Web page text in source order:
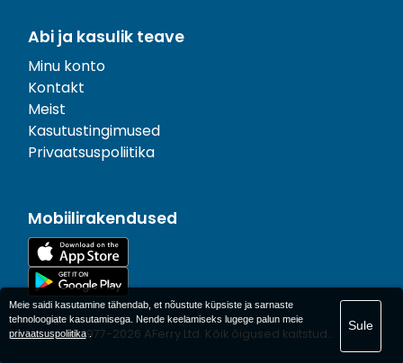
Abi ja kasulik teave
Minu konto
Kontakt
Meist
Kasutustingimused
Privaatsuspoliitika
Mobiilirakendused
© 1977-2026 AFerry Ltd. Kõik õigused kaitstud..
Meie saidi kasutamine tähendab, et nõustute küpsiste ja sarnaste
tehnoloogiate kasutamisega. Nende keelamiseks lugege palun meie
privaatsuspoliitika.
Sule